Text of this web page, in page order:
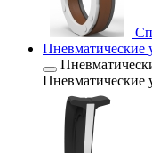
Пневматические
Пневматические